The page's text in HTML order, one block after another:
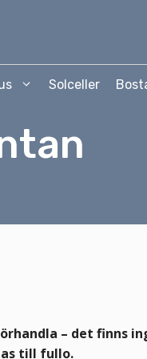
Solceller
– det finns
till fullo.